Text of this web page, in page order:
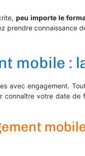
peu importe le
prendre connaissance
mobile
avec engagement.
votre date de